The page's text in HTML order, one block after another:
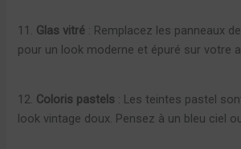
11. Glas vitré : Remplacez les panneaux
pour un look moderne et épuré sur votre
12. Coloris pastels : Les teintes pastel
look vintage doux. Pensez à un bleu ciel